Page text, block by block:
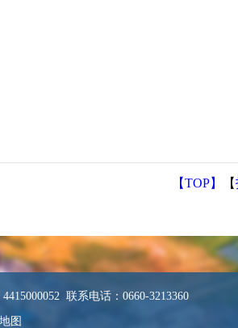
【TOP】 【
联系电话：0660-3213360
图